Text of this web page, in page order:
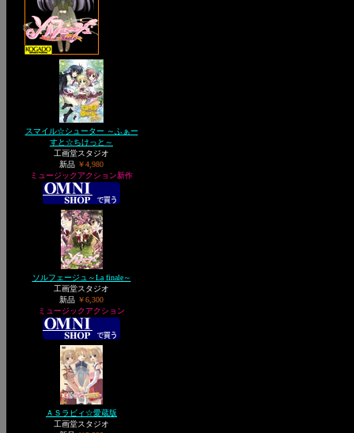
スマイル☆シューター ～ふぁー
すと☆ちけっと～
工画堂スタジオ
新品 ￥4,980
ミュージックアクション新作
ソルフェージュ～La finale～
工画堂スタジオ
新品 ￥6,300
ミュージックアクション
ＡＳラビィ☆愛蔵版
工画堂スタジオ